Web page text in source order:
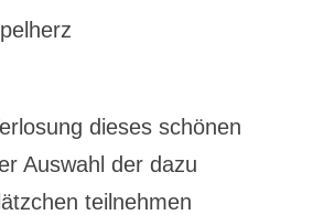
dieses schönen
Auswahl der dazu
teilnehmen